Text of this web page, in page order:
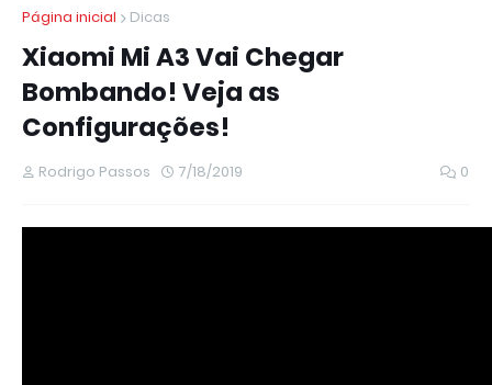
outros
Página inicial
Dicas
Xiaomi Mi A3 Vai Chegar
Bombando! Veja as
Configurações!
Rodrigo Passos 7/18/2019 0